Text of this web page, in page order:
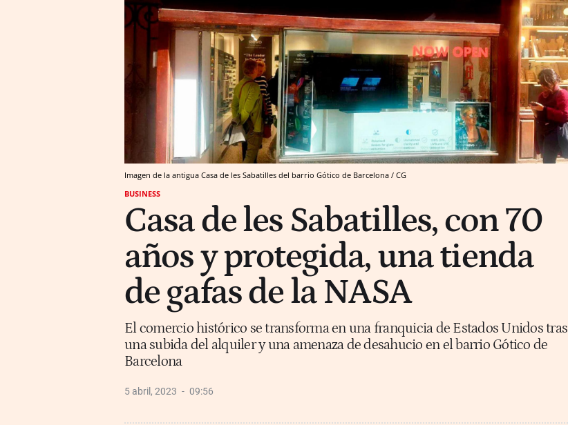
Imagen de la antigua Casa de les Sabatilles del barrio Gótico de Barcelona / CG
BUSINESS
Casa de les Sabatilles, con 70
años y protegida, una tienda
de gafas de la NASA
El comercio histórico se transforma en una franquicia de Estados Unidos tras
una subida del alquiler y una amenaza de desahucio en el barrio Gótico de
Barcelona
5 abril, 2023 09:56